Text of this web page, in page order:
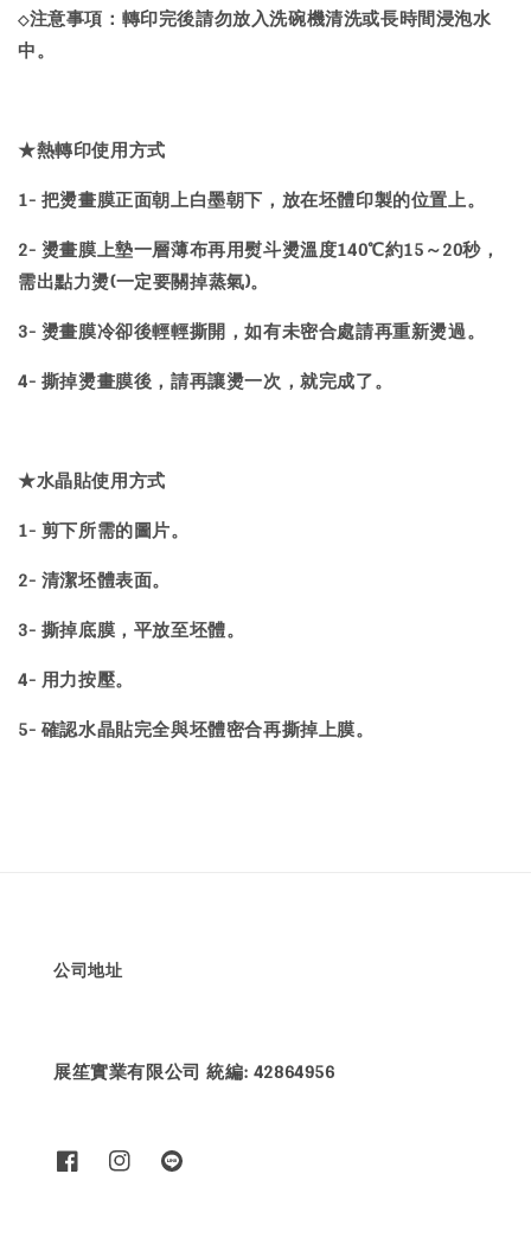
◇注意事項：轉印完後請勿放入洗碗機清洗或長時間浸泡水
中。
★熱轉印使用方式
1- 把燙畫膜正面朝上白墨朝下，放在坯體印製的位置上。
2- 燙畫膜上墊一層薄布再用熨斗燙溫度140℃約15～20秒，
需出點力燙(一定要關掉蒸氣)。
3- 燙畫膜冷卻後輕輕撕開，如有未密合處請再重新燙過。
4- 撕掉燙畫膜後，請再讓燙一次，就完成了。
★水晶貼使用方式
1- 剪下所需的圖片。
2- 清潔坯體表面。
3- 撕掉底膜，平放至坯體。
4- 用力按壓。
5- 確認水晶貼完全與坯體密合再撕掉上膜。
公司地址
展笙實業有限公司 統編: 42864956